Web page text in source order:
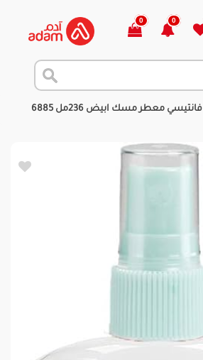
0
0
فانتيسي معطر مسك ابيض 236مل 6885